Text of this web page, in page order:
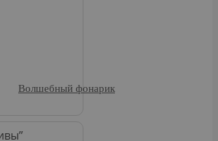
Волшебный фонарик